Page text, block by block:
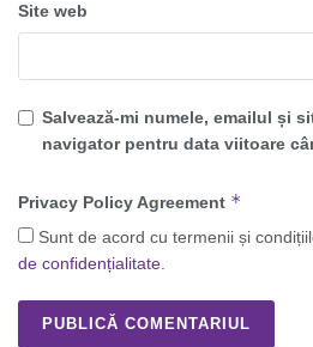
Site web
Salvează-mi numele, emailul și
navigator pentru data viitoare
Privacy Policy Agreement *
Sunt de acord cu termenii și
de confidențialitate.